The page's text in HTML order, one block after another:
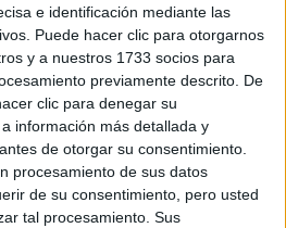
e identificación mediante las
Puede hacer clic para otorgarnos
y a nuestros 1733 socios para
previamente descrito. De
clic para denegar su
información más detallada y
de otorgar su consentimiento.
procesamiento de sus datos
de su consentimiento, pero usted
tal procesamiento. Sus